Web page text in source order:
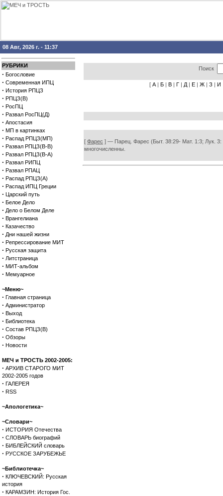
08 Авг, 2026 г. - 11:37
РУБРИКИ
· Богословие
· Современная ИПЦ
· История РПЦЗ
· РПЦЗ(В)
· РосПЦ
· Развал РосПЦ(Д)
· Апостасия
· МП в картинках
· Распад РПЦЗ(МП)
· Развал РПЦЗ(В-В)
· Развал РПЦЗ(В-А)
· Развал РИПЦ
· Развал РПАЦ
· Распад РПЦЗ(А)
· Распад ИПЦ Греции
· Царский путь
· Белое Дело
· Дело о Белом Деле
· Врангелиана
· Казачество
· Дни нашей жизни
· Репрессирование МИТ
· Русская защита
· Литстраница
· МИТ-альбом
· Мемуарное
~Меню~
· Главная страница
· Администратор
· Выход
· Библиотека
· Состав РПЦЗ(В)
· Обзоры
· Новости
МЕЧ и ТРОСТЬ 2002-2005:
· АРХИВ СТАРОГО МИТ
2002-2005 годов
· ГАЛЕРЕЯ
· RSS
~Апологетика~
~Словари~
· ИСТОРИЯ Отечества
· СЛОВАРЬ биографий
· БИБЛЕЙСКИЙ словарь
· РУССКОЕ ЗАРУБЕЖЬЕ
~Библиотечка~
· КЛЮЧЕВСКИЙ: Русская
история
· КАРАМЗИН: История Гос.
Поиск
[ А | Б | В | Г | Д | Е | Ж | З | И
[ Фарес ] — Парец. Фарес (Быт. 38:29- Мат. 1:3; Лук.
многочисленны.